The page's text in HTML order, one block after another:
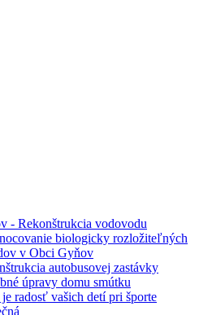
- Rekonštrukcia vodovodu
biologicky rozložiteľných
v Obci Gyňov
autobusovej zastávky
úpravy domu smútku
radosť vašich detí pri športe